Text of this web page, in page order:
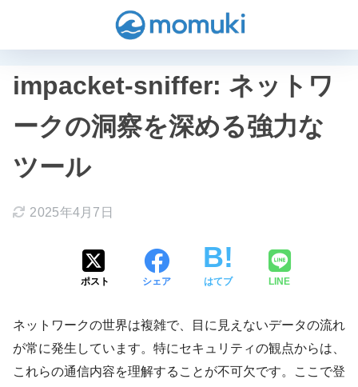
impacket-sniffer: ネットワ
ークの洞察を深める強力な
ツール
2025年4月7日
ポスト シェア はてブ LINE
ネットワークの世界は複雑で、目に見えないデータの流れ
が常に発生しています。特にセキュリティの観点からは、
これらの通信内容を理解することが不可欠です。ここで登